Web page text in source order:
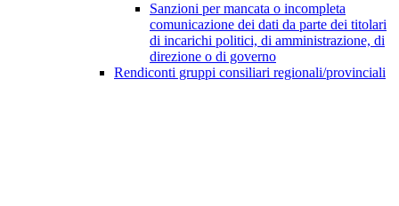
Sanzioni per mancata o incompleta
comunicazione dei dati da parte dei titolari
di incarichi politici, di amministrazione, di
direzione o di governo
Rendiconti gruppi consiliari regionali/provinciali